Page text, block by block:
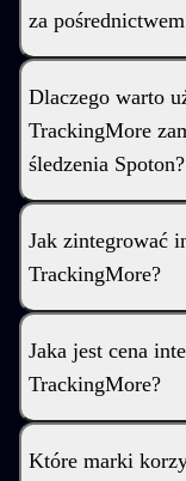
za
Dlaczego warto
TrackingMore
śledzenia Spoton?
Jak zintegrować
TrackingMore?
Jaka jest cena
TrackingMore?
Które marki